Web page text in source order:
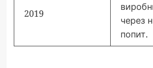
2019
через
попит.